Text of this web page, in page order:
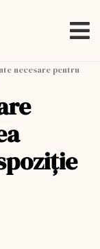
necesare pentru